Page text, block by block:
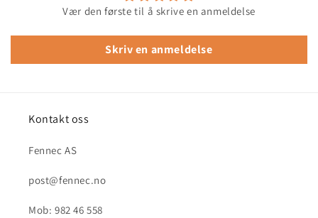
Vær den første til å skrive en anmeldelse
Skriv en anmeldelse
Kontakt oss
Fennec AS
post@fennec.no
Mob: 982 46 558